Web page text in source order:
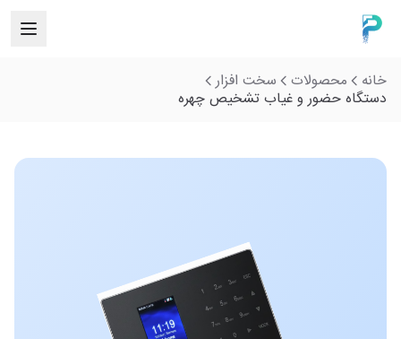
خانه محصولات
سخت افزار
دستگاه حضور و غیاب تشخیص چهره